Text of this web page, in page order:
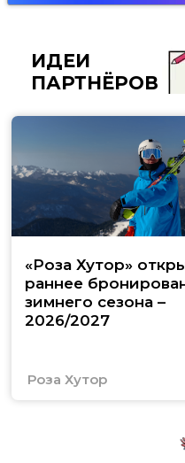
ИДЕИ
ПАРТНЁРОВ
«Роза Хутор»
раннее
зимнего сезона –
2026/2027
Роза Хутор